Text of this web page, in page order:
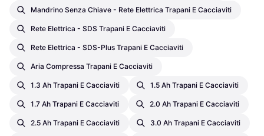
Mandrino Senza Chiave - Rete Elettrica Trapani E Cacciaviti
Rete Elettrica - SDS Trapani E Cacciaviti
Rete Elettrica - SDS-Plus Trapani E Cacciaviti
Aria Compressa Trapani E Cacciaviti
1.3 Ah Trapani E Cacciaviti 1.5 Ah Trapani E Cacciaviti
1.7 Ah Trapani E Cacciaviti 2.0 Ah Trapani E Cacciaviti
2.5 Ah Trapani E Cacciaviti 3.0 Ah Trapani E Cacciaviti